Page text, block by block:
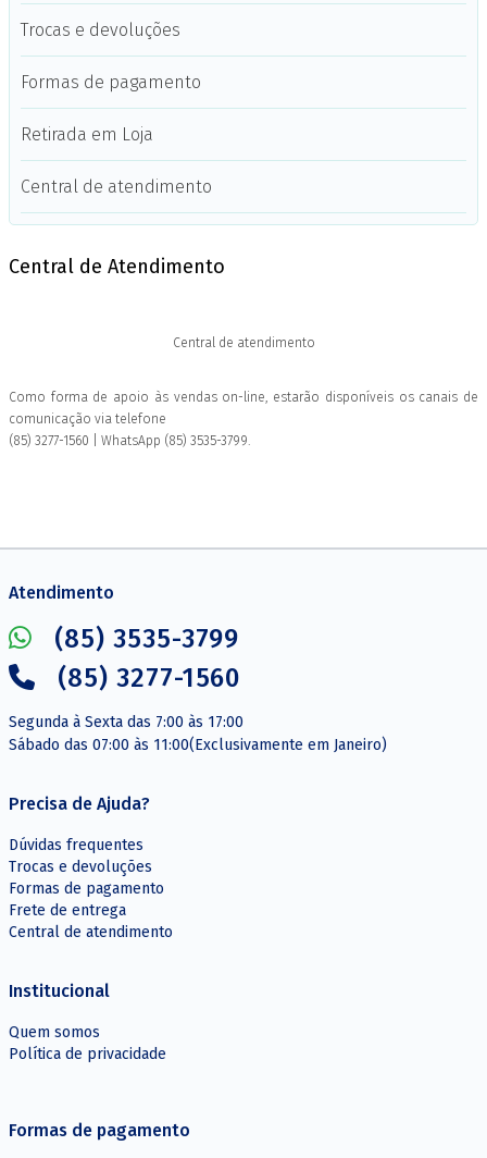
Trocas e devoluções
Formas de pagamento
Retirada em Loja
Central de atendimento
Central de Atendimento
Central de atendimento
Como forma de apoio às vendas on-line, estarão disponíveis os canais de
comunicação via telefone
(85) 3277-1560 | WhatsApp (85) 3535-3799.
Atendimento
(85) 3535-3799
(85) 3277-1560
Segunda à Sexta das 7:00 às 17:00
Sábado das 07:00 às 11:00(Exclusivamente em Janeiro)
Precisa de Ajuda?
Dúvidas frequentes
Trocas e devoluções
Formas de pagamento
Frete de entrega
Central de atendimento
Institucional
Quem somos
Política de privacidade
Formas de pagamento